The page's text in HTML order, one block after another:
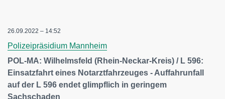
26.09.2022 – 14:52
Polizeipräsidium Mannheim
POL-MA: Wilhelmsfeld (Rhein-Neckar-Kreis) / L 596:
Einsatzfahrt eines Notarztfahrzeuges - Auffahrunfall
auf der L 596 endet glimpflich in geringem
Sachschaden